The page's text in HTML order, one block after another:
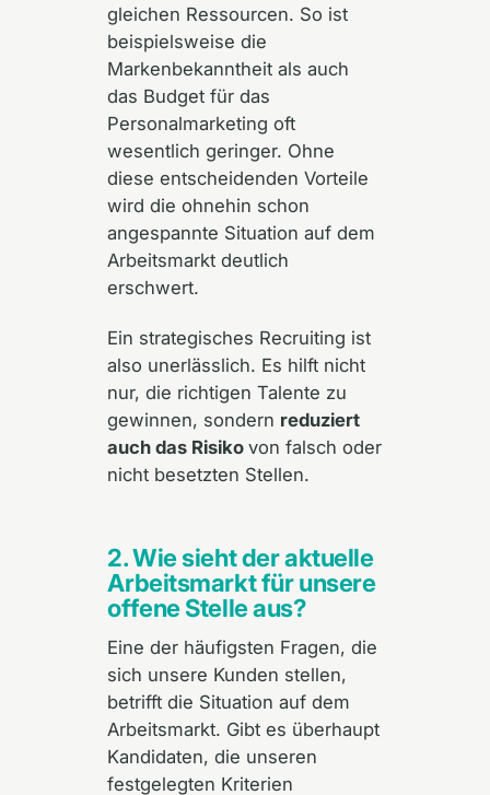
gleichen Ressourcen. So ist
beispielsweise die
Markenbekanntheit als auch
das Budget für das
Personalmarketing oft
wesentlich geringer. Ohne
diese entscheidenden Vorteile
wird die ohnehin schon
angespannte Situation auf dem
Arbeitsmarkt deutlich
erschwert.
Ein strategisches Recruiting ist
also unerlässlich. Es hilft nicht
nur, die richtigen Talente zu
gewinnen, sondern reduziert
auch das Risikovon falsch oder
nicht besetzten Stellen.
2. Wie sieht der aktuelle
Arbeitsmarkt für unsere
offene Stelle aus?
Eine der häufigsten Fragen, die
sich unsere Kunden stellen,
betrifft die Situation auf dem
Arbeitsmarkt. Gibt es überhaupt
Kandidaten, die unseren
festgelegten Kriterien